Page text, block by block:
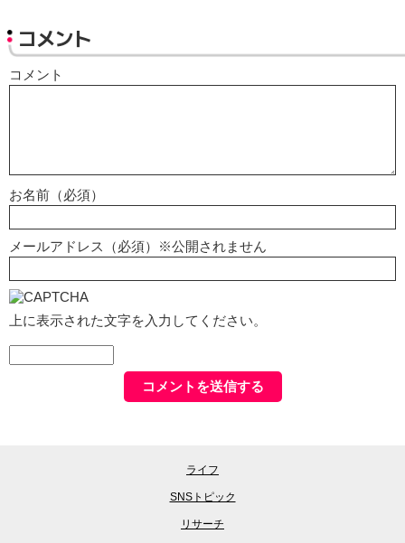
コメント
コメント
お名前（必須）
メールアドレス（必須）※公開されません
上に表示された文字を入力してください。
ライフ
SNSトピック
リサーチ